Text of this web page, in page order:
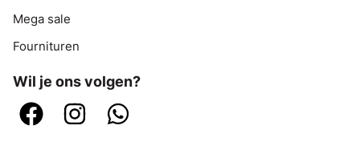
Mega sale
Fournituren
Wil je ons volgen?